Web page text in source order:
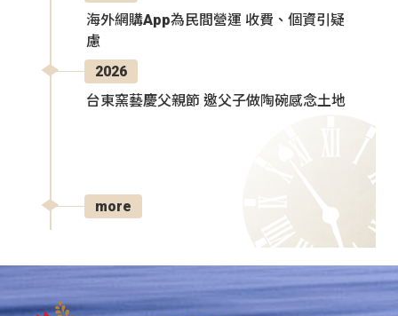
海外網購App為民間營運 收費、個資引疑
慮
2026
台東窯藝慶父親節 邀父子做陶碗感念土地
more